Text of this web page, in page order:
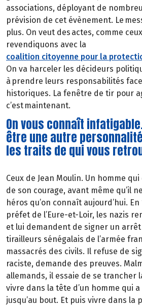
associations, déployant de
prévision de cet évènement. Le
plus. On veut des actes, comme
revendiquons avec la
coalition citoyenne pour la
On va harceler les décideurs
à prendre leurs responsabilités
historiques. La fenêtre de tir pour
c’est maintenant.
On vous connaît
être une autre
les traits de qui vous
Ceux de Jean Moulin. Un homme
de son courage, avant même qu’il
héros qu’on connaît aujourd’hui. En
préfet de l’Eure-et-Loir, les nazis
et lui demandent de signer un
tirailleurs sénégalais de l’armée
massacrés des civils. Il refuse de
raciste, demande des preuves.
allemands, il essaie de se trancher
vivre dans la tête d’un homme qui
jusqu’au bout. Et puis vivre dans la